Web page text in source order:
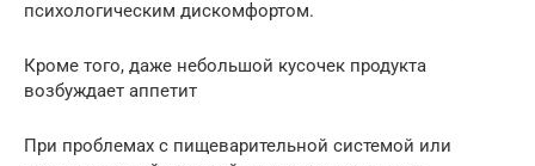
психологическим дискомфортом.
Кроме того, даже небольшой кусочек продукта
возбуждает аппетит
При проблемах с пищеварительной системой или